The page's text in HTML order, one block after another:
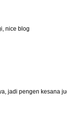
nice blog
jadi pengen kesana